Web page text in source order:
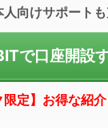
人向けサポート
で口座開設
限定】お得な紹